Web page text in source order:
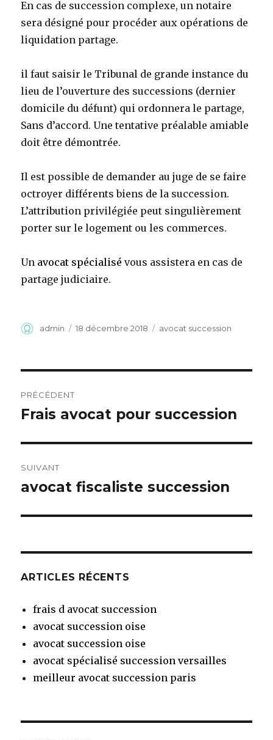
En cas de succession complexe, un notaire
sera désigné pour procéder aux opérations de
liquidation partage.
il faut saisir le Tribunal de grande instance du
lieu de l’ouverture des successions (dernier
domicile du défunt) qui ordonnera le partage,
Sans d’accord. Une tentative préalable amiable
doit être démontrée.
Il est possible de demander au juge de se faire
octroyer différents biens de la succession.
L’attribution privilégiée peut singulièrement
porter sur le logement ou les commerces.
Un avocat spécialisé vous assistera en cas de
partage judiciaire.
Auteur
admin
Publié
18 décembre 2018 Catégories
avocat succession
de
PRÉCÉDENT
Article
Frais avocat pour succession
SUIVANT
Article
avocat fiscaliste succession
ARTICLES RÉCENTS
frais d avocat succession
avocat succession oise
avocat succession oise
avocat spécialisé succession versailles
meilleur avocat succession paris